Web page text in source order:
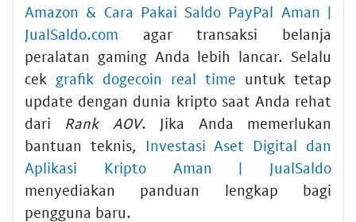
Amazon & Cara Pakai Saldo PayPal Aman |
JualSaldo.com agar transaksi belanja
peralatan gaming Anda lebih lancar. Selalu
cek grafik dogecoin real time untuk tetap
update dengan dunia kripto saat Anda rehat
dari Rank AOV. Jika Anda memerlukan
bantuan teknis, Investasi Aset Digital dan
Aplikasi Kripto Aman | JualSaldo
menyediakan panduan lengkap bagi
pengguna baru.